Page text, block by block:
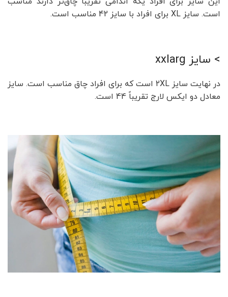
است. سایز XL برای افراد با سایز 42 مناسب است.
> سایز xxlarg
در نهایت سایز 2XL است که برای افراد چاق مناسب است. سایز
معادل دو ایکس لارج تقریباً 44 است.